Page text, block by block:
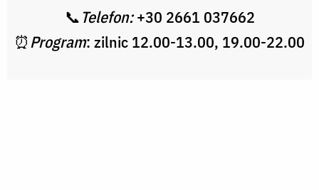
📞 Telefon:+30 2661 037662
⏰Program: zilnic 12.00-13.00, 19.00-22.00